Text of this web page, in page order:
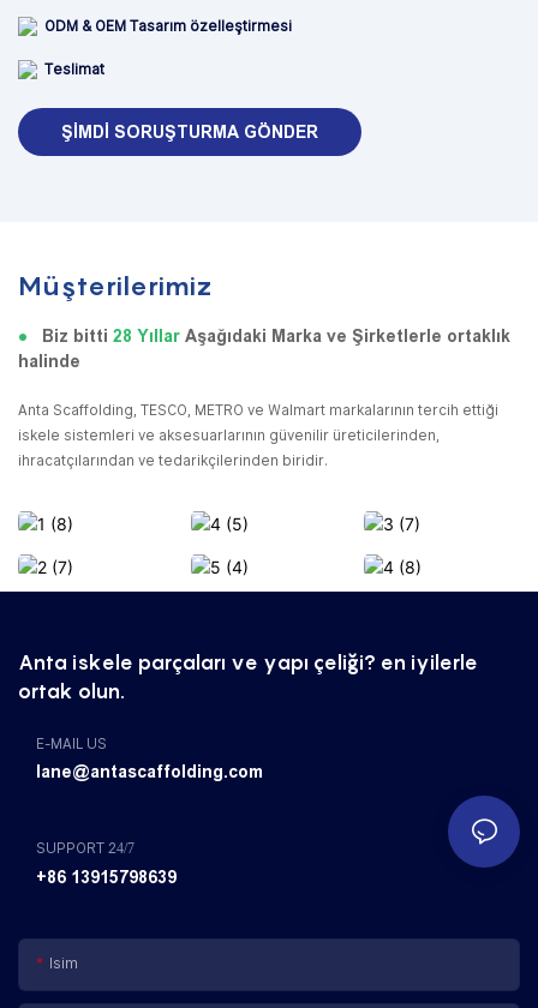
ODM & OEM Tasarım özelleştirmesi
Teslimat
ŞIMDI SORUŞTURMA GÖNDER
Müşterilerimiz
● Biz bitti 28 Yıllar Aşağıdaki Marka ve Şirketlerle ortaklık
halinde
Anta Scaffolding, TESCO, METRO ve Walmart markalarının tercih ettiği
iskele sistemleri ve aksesuarlarının güvenilir üreticilerinden,
ihracatçılarından ve tedarikçilerinden biridir.
Anta iskele parçaları ve yapı çeliği? en iyilerle
ortak olun.
E-MAIL US
lane@antascaffolding.com
SUPPORT 24/7
+86 13915798639
Isim